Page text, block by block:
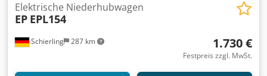
Schierling 287 km
Elektrische Niederhubwagen
EP EPL154
1.730 €
Festpreis zzgl. MwSt.